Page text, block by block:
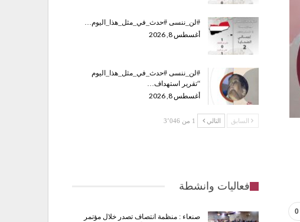
0
#لن_ننسى #حدث_في_مثل_هذا_اليوم…
أغسطس 8, 2026
#لن_ننسى #حدث_في_مثل_هذا_اليوم
“تقرير استهداف…
أغسطس 8, 2026
السابق التالي 1 من 3٬046
فعاليات وانشطة
صنعاء : منظمة انتصاف تصدر خلال مؤتمر